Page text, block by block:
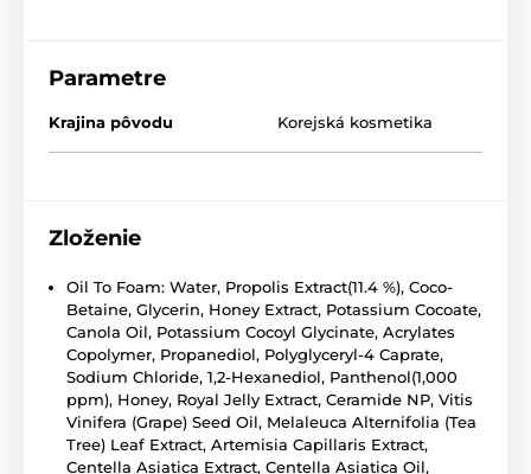
Parametre
Krajina pôvodu Korejská kosmetika
Zloženie
Oil To Foam: Water, Propolis Extract(11.4 %), Coco-
Betaine, Glycerin, Honey Extract, Potassium Cocoate,
Canola Oil, Potassium Cocoyl Glycinate, Acrylates
Copolymer, Propanediol, Polyglyceryl-4 Caprate,
Sodium Chloride, 1,2-Hexanediol, Panthenol(1,000
ppm), Honey, Royal Jelly Extract, Ceramide NP, Vitis
Vinifera (Grape) Seed Oil, Melaleuca Alternifolia (Tea
Tree) Leaf Extract, Artemisia Capillaris Extract,
Centella Asiatica Extract, Centella Asiatica Oil,